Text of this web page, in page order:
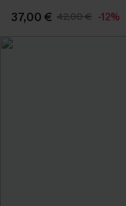
37,00 € 42,00 € -12%